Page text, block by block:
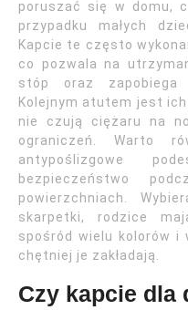
poruszać się w domu,
przypadku małych
Kapcie te często
co pozwala na
stóp oraz zapobiega
Kolejnym atutem jest
nie czują ciężaru na
ograniczeń. Warto
antypoślizgowe
bezpieczeństwo
powierzchniach.
skarpetki, rodzice
spośród wielu kolorów i
chętniej je zakładają.
Czy kapcie dla